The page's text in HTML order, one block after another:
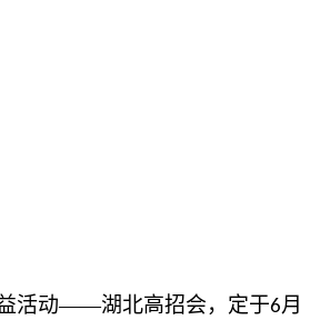
活动——湖北高招会，定于6月